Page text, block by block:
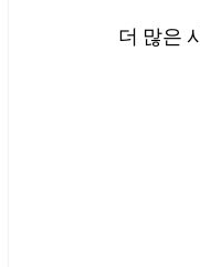
더 많은